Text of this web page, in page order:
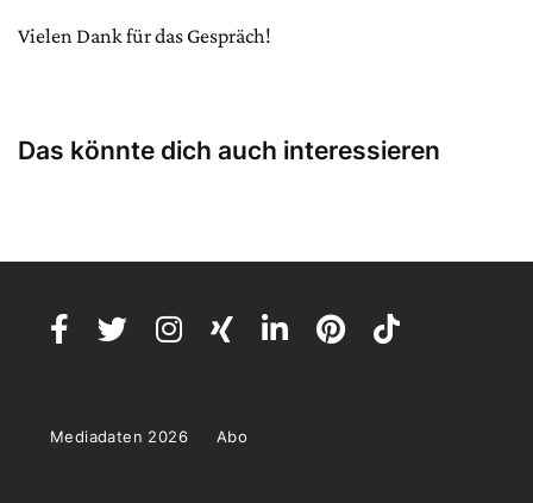
Vielen Dank für das Gespräch!
Das könnte dich auch interessieren
Mediadaten 2026 Abo